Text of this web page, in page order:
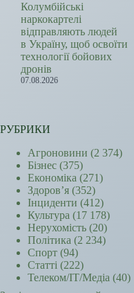
Колумбійські
наркокартелі
відправляють людей
в Україну, щоб освоїти
технології бойових
дронів
07.08.2026
РУБРИКИ
Агроновини (2 374)
Бізнес (375)
Економіка (271)
Здоров’я (352)
Інциденти (412)
Культура (17 178)
Нерухомість (20)
Політика (2 234)
Спорт (94)
Статті (222)
Телеком/ІТ/Медіа (40)